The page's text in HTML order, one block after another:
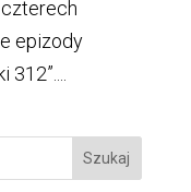
czterech
epizody
312”....
Szukaj